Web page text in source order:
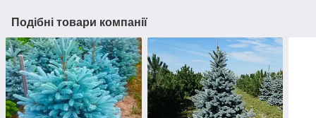
Подібні товари компанії